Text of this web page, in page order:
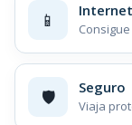
📱 Internet
🛡️ Seguro
Viaja